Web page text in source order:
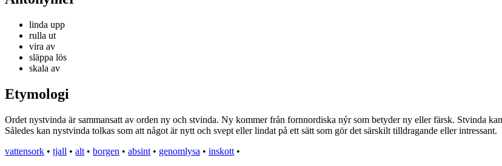
linda upp
rulla ut
vira av
släppa lös
skala av
Etymologi
Ordet nystvinda är sammansatt av orden ny och stvinda. Ny kommer från fornnordiska nýr som betyder ny eller färsk. Stvinda
Således kan nystvinda tolkas som att något är nytt och svept eller lindat på ett sätt som gör det särskilt tilldragande eller intressant.
vattensork • tjall • alt • borgen • absint • genomlysa • inskott •